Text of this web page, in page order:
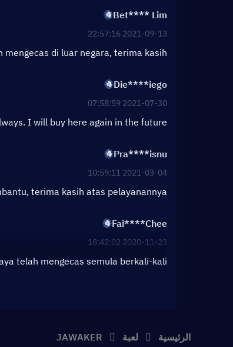
Bet**** Lim
2021-09-13 22:57:16
di luar negara, terima kasih!
Die****iego
2021-07-30 07:58:59
I will buy here again in the future
Pra****isnu
2021-03-04 10:59:11
terima kasih atas pelayanannya.
Fai****Chee
2020-11-23 18:42:02
telah mengecas semula berkali-kali
الرئيسية لعبة JAWAKER